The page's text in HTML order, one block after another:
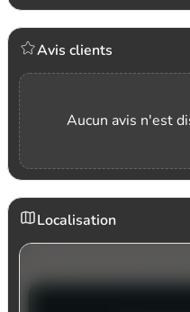
Avis clients
Aucun avis n'est
Localisation